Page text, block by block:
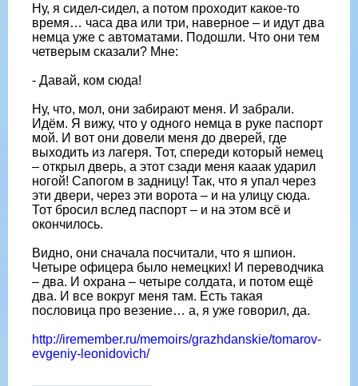
Ну, я сидел-сидел, а потом проходит какое-то
время… часа два или три, наверное – и идут два
немца уже с автоматами. Подошли. Что они тем
четверым сказали? Мне:
- Давай, ком сюда!
Ну, что, мол, они забирают меня. И забрали.
Идём. Я вижу, что у одного немца в руке паспорт
мой. И вот они довели меня до дверей, где
выходить из лагеря. Тот, спереди который немец
– открыл дверь, а этот сзади меня кааак ударил
ногой! Сапогом в задницу! Так, что я упал через
эти двери, через эти ворота – и на улицу сюда.
Тот бросил вслед паспорт – и на этом всё и
окончилось.
Видно, они сначала посчитали, что я шпион.
Четыре офицера было немецких! И переводчика
– два. И охрана – четыре солдата, и потом ещё
два. И все вокруг меня там. Есть такая
пословица про везение… а, я уже говорил, да.
http://iremember.ru/memoirs/grazhdanskie/tomarov-
evgeniy-leonidovich/